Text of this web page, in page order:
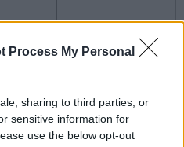
Process My Personal
sharing to third parties, or
sensitive information for
use the below opt-out
ali video, ki bi nas utegnila